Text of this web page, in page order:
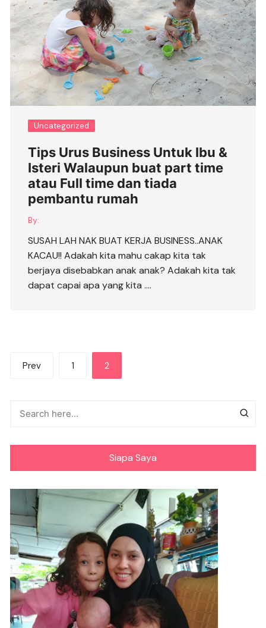
Uncategorized
Tips Urus Business Untuk Ibu &
Isteri Walaupun buat part time
atau Full time dan tiada
pembantu rumah
By:
SUSAH LAH NAK BUAT KERJA BUSINESS..ANAK
KACAU!! Adakah kita mahu cakap kita tak
berjaya disebabkan anak anak? Adakah kita tak
dapat capai apa yang kita ….
Posts
pagination
Prev 1 2
Siapa Saya